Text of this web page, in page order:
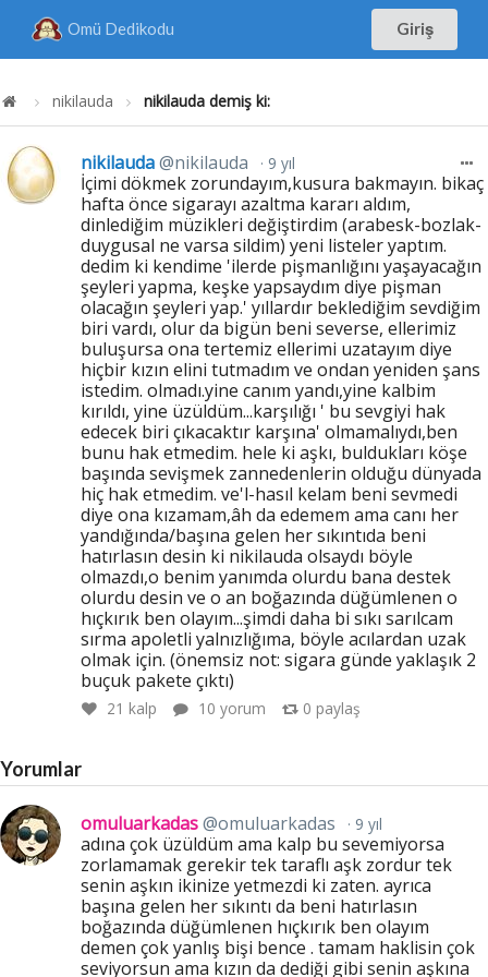
Omü Dedikodu Giriş
nikilauda nikilauda demiş ki:
nikilauda@nikilauda 9 yıl
İçimi dökmek zorundayım,kusura bakmayın. bikaç
hafta önce sigarayı azaltma kararı aldım,
dinlediğim müzikleri değiştirdim (arabesk-bozlak-
duygusal ne varsa sildim) yeni listeler yaptım.
dedim ki kendime 'ilerde pişmanlığını yaşayacağın
şeyleri yapma, keşke yapsaydım diye pişman
olacağın şeyleri yap.' yıllardır beklediğim sevdiğim
biri vardı, olur da bigün beni severse, ellerimiz
buluşursa ona tertemiz ellerimi uzatayım diye
hiçbir kızın elini tutmadım ve ondan yeniden şans
istedim. olmadı.yine canım yandı,yine kalbim
kırıldı, yine üzüldüm...karşılığı ' bu sevgiyi hak
edecek biri çıkacaktır karşına' olmamalıydı,ben
bunu hak etmedim. hele ki aşkı, buldukları köşe
başında sevişmek zannedenlerin olduğu dünyada
hiç hak etmedim. ve'l-hasıl kelam beni sevmedi
diye ona kızamam,âh da edemem ama canı her
yandığında/başına gelen her sıkıntıda beni
hatırlasın desin ki nikilauda olsaydı böyle
olmazdı,o benim yanımda olurdu bana destek
olurdu desin ve o an boğazında düğümlenen o
hıçkırık ben olayım...şimdi daha bi sıkı sarılcam
sırma apoletli yalnızlığıma, böyle acılardan uzak
olmak için. (önemsiz not: sigara günde yaklaşık 2
buçuk pakete çıktı)
21 kalp 10 yorum 0 paylaş
Yorumlar
omuluarkadas@omuluarkadas 9 yıl
adına çok üzüldüm ama kalp bu sevemiyorsa
zorlamamak gerekir tek taraflı aşk zordur tek
senin aşkın ikinize yetmezdi ki zaten. ayrıca
başına gelen her sıkıntı da beni hatırlasın
boğazında düğümlenen hıçkırık ben olayım
demen çok yanlış bişi bence . tamam haklisin çok
seviyorsun ama kızın da dediği gibi senin aşkına